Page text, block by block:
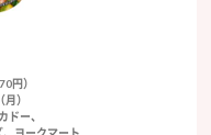
円）
）
ドー、